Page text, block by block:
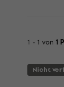
1 - 1 von 1
Nicht